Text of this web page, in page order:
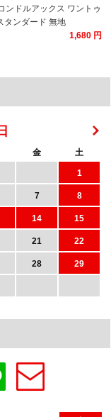
ンドルアックス ワントゥ
タンダード 無地
1,680 円
金
土
1
7
8
14
15
21
22
28
29